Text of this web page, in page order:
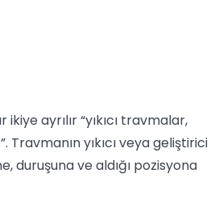
ayrılır “yıkıcı travmalar,
yıkıcı veya geliştirici
duruşuna ve aldığı pozisyona